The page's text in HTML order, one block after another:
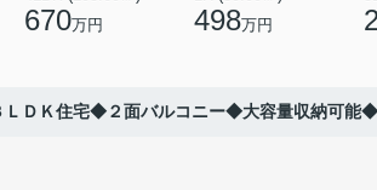
670万円 498万円
ＤＫ住宅◆２面バルコニー◆大容量収納可能◆